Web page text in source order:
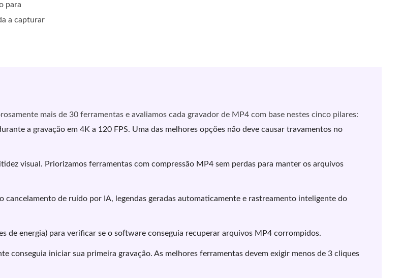
para
a capturar
mais de 30 ferramentas e avaliamos cada gravador de MP4 com base nestes cinco pilares:
a gravação em 4K a 120 FPS. Uma das melhores opções não deve causar travamentos no
visual. Priorizamos ferramentas com compressão MP4 sem perdas para manter os arquivos
cancelamento de ruído por IA, legendas geradas automaticamente e rastreamento inteligente do
de energia) para verificar se o software conseguia recuperar arquivos MP4 corrompidos.
conseguia iniciar sua primeira gravação. As melhores ferramentas devem exigir menos de 3 cliques